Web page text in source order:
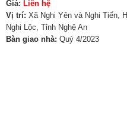
Giá: Liên hệ
Vị trí: Xã Nghi Yên và Nghi Tiến, H
Nghi Lộc, Tỉnh Nghệ An
Bàn giao nhà: Quý 4/2023